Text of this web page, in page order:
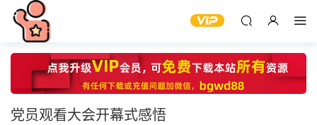
党员观看大会开幕式感悟